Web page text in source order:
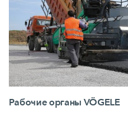
Рабочие органы VÖGELE